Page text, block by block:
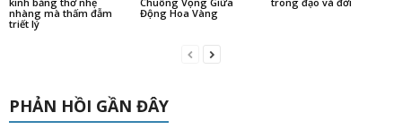
nhàng mà thấm đẫm
triết lý
Động Hoa Vàng
PHẢN HỒI GẦN ĐÂY